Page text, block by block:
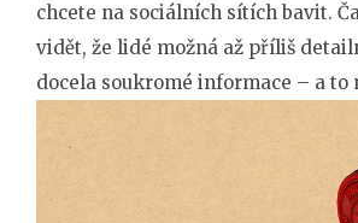
chcete na sociálních sítích bavit.
vidět, že lidé možná až příliš
docela soukromé informace – a to